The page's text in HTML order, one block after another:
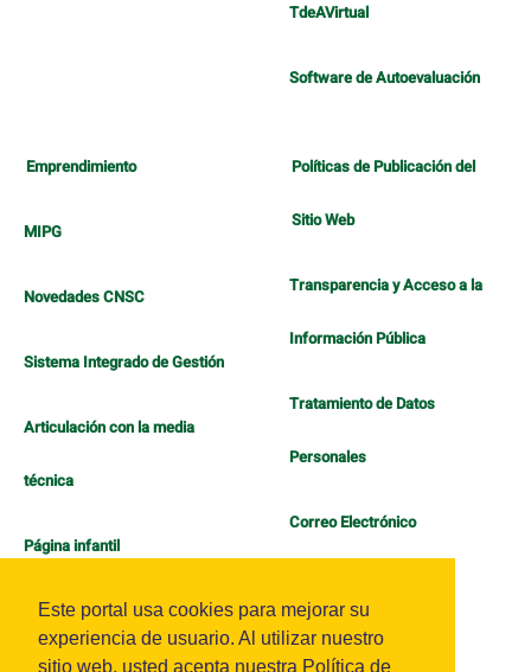
Este portal usa cookies para mejorar su
experiencia de usuario. Al utilizar nuestro
sitio web, usted acepta nuestra Política de
TdeAVirtual
Software de Autoevaluación
Emprendimiento
MIPG
Novedades CNSC
Sistema Integrado de Gestión
Articulación con la media
técnica
Página infantil
Políticas de Publicación del
Sitio Web
Transparencia y Acceso a la
Información Pública
Tratamiento de Datos
Personales
Correo Electrónico